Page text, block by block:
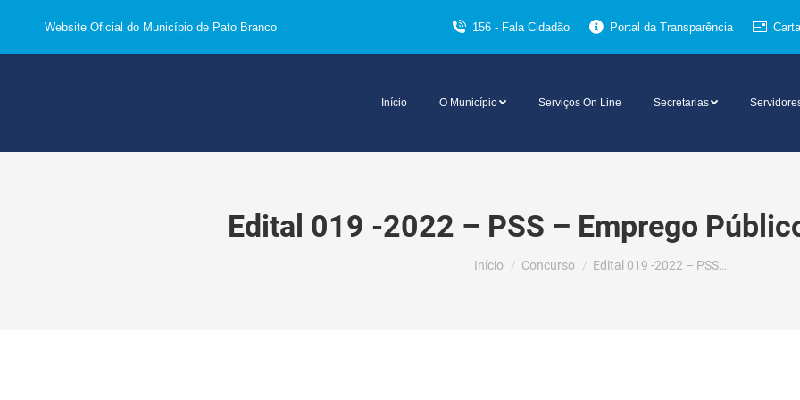
Website Oficial do Município de Pato Branco 156 - Fala Cidadão Portal da Transparência
Início O Município Serviços On Line Secretarias
Edital 019 -2022 – PSS – Emprego
Você está aqui:
Início Concurso Edital 019 -2022 – PSS…